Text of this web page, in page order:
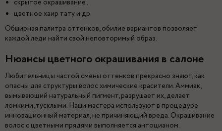
скрытое окрашивание;
цветное хаир тату и др.
Обширная палитра оттенков, обилие вариантов позволяет
каждой леди найти свой неповторимый образ.
Нюансы цветного окрашивания в салоне
Любительницы частой смены оттенков прекрасно знают, как
опасны для структуры волос химические красители. Аммиак,
вымывающий натуральный пигмент, разрушает их, делает
ломкими, тусклыми. Наши мастера используют в процедуре
инновационный материал, не причиняющий вреда. Окрашивание
волос с цветными прядями выполняется антоцианом.